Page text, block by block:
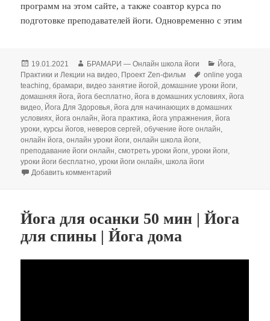
программ на этом сайте, а также соавтор курса по
подготовке преподавателей йоги. Одновременно с этим
Опубликовано
19.01.2021 Автор
БРАМАРИ — Онлайн школа йоги Рубрики
Йога,
Практики и Лекции на видео, Проект Zen-фильм Метки
online yoga
teaching,брамари,видео занятие йогой,домашние уроки йоги,
домашняя йога,йога бесплатно,йога в домашних условиях,йога
видео, Йога Для Здоровья,йога для начинающих в домашних
условиях,йога онлайн,йога практика,йога упражнения,йога
уроки,курсы йогов,неверов сергей,обучение йоге онлайн,
онлайн йога,онлайн уроки йоги,онлайн школа йоги,
преподавание йоги онлайн,смотреть уроки йоги,уроки йоги,
уроки йоги бесплатно,уроки йоги онлайн,школа йоги
Добавить комментарий
Йога для осанки 50 мин | Йога
для спины | Йога дома